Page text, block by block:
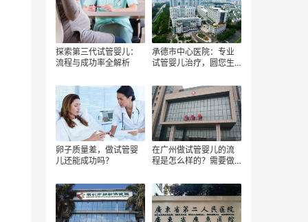
探索第三代试管婴儿：
流程与成功率全解析
承德市中心医院：专业
试管婴儿治疗，圆您生
卵子质量差，做试管婴
儿还能成功吗？
在广州做试管婴儿的流
程是怎么样的？需要做